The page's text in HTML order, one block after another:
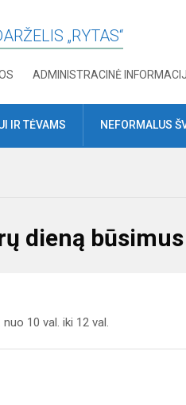
„RYTAS“
ADMINISTRACINĖ
IR TĖVAMS NEFORMALUS
dieną
10 val. iki 12 val.